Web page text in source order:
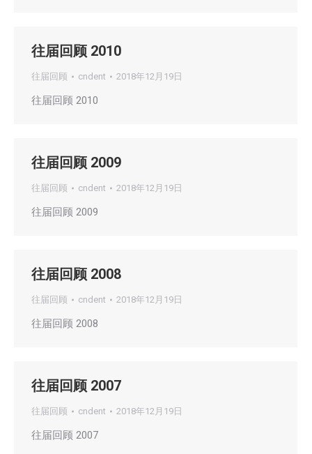
往届回顾 2010
往届回顾 cndent 2018年12月19日
往届回顾 2010
往届回顾 2009
往届回顾 cndent 2018年12月19日
往届回顾 2009
往届回顾 2008
往届回顾 cndent 2018年12月19日
往届回顾 2008
往届回顾 2007
往届回顾 cndent 2018年12月19日
往届回顾 2007